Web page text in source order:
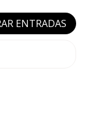
ENTRADAS